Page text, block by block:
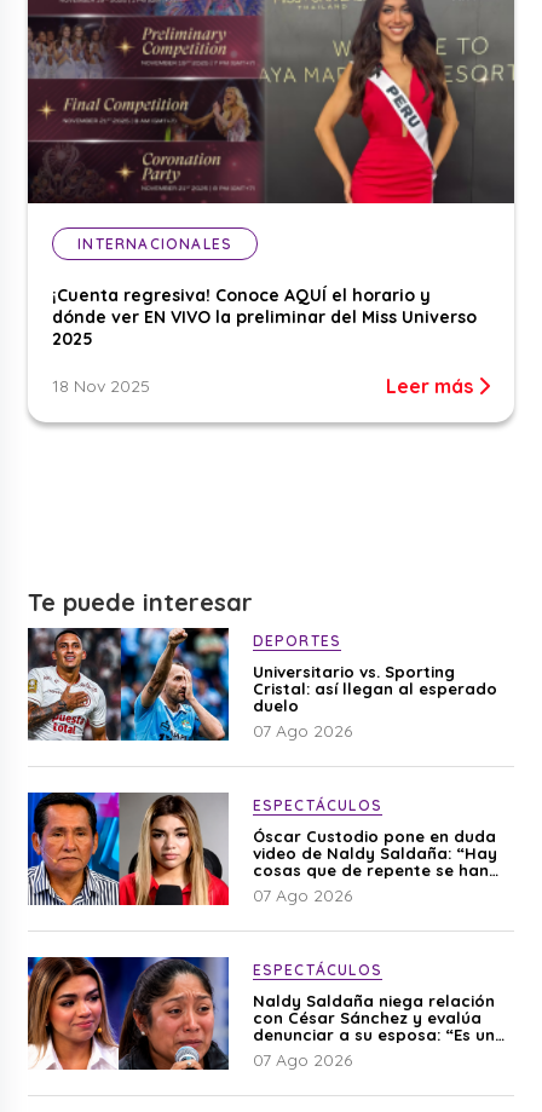
INTERNACIONALES
¡Cuenta regresiva! Conoce AQUÍ el horario y
dónde ver EN VIVO la preliminar del Miss Universo
2025
18 Nov 2025 Leer más
Te puede interesar
DEPORTES
Universitario vs. Sporting
Cristal: así llegan al esperado
duelo
07 Ago 2026
ESPECTÁCULOS
Óscar Custodio pone en duda
video de Naldy Saldaña: “Hay
cosas que de repente se han
editado”
07 Ago 2026
ESPECTÁCULOS
Naldy Saldaña niega relación
con César Sánchez y evalúa
denunciar a su esposa: “Es una
difamación”
07 Ago 2026